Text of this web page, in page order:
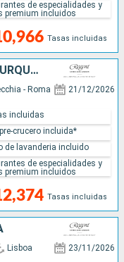
Tasas incluidas
de especialidades y
premium incluidos
ITALIA, MALTA, EGIPTO, CHIPRE, TURQUÍA, GRECIA
- Roma 21/12/2026
Tasas incluidas
incluidas
crucero incluida*
de lavanderia incluido
de especialidades y
premium incluidos
Lisboa 23/11/2026